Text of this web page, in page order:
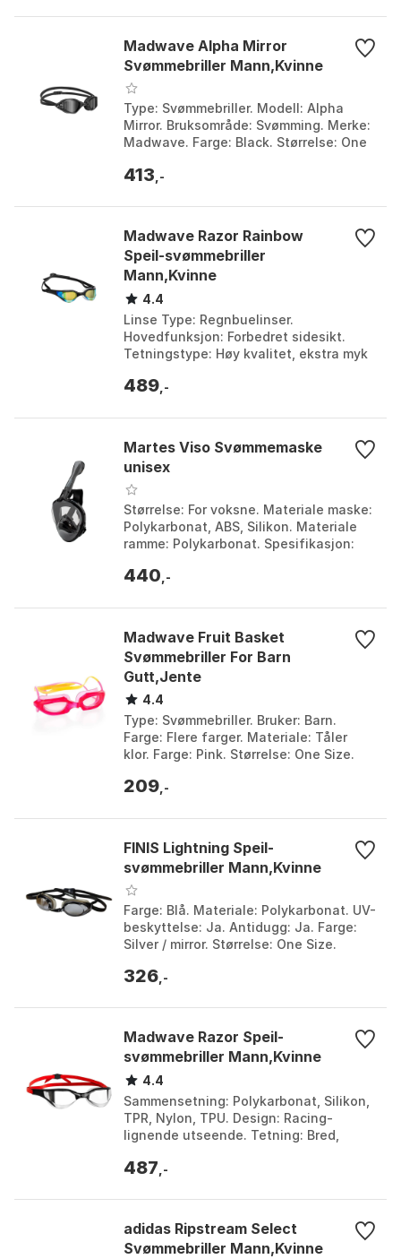
Madwave Alpha Mirror
Svømmebriller Mann,Kvinne
Type: Svømmebriller. Modell: Alpha
Mirror. Bruksområde: Svømming. Merke:
Madwave. Farge: Black. Størrelse: One
413 ,-
Madwave Razor Rainbow
Speil-svømmebriller
Mann,Kvinne
4.4
Linse Type: Regnbuelinser.
Hovedfunksjon: Forbedret sidesikt.
Tetningstype: Høy kvalitet, ekstra myk
mot ultrafiolett strål...
489 ,-
Martes Viso Svømmemaske
unisex
Størrelse: For voksne. Materiale maske:
Polykarbonat, ABS, Silikon. Materiale
ramme: Polykarbonat. Spesifikasjon:
Dry Top s...
440 ,-
Madwave Fruit Basket
Svømmebriller For Barn
Gutt,Jente
4.4
Type: Svømmebriller. Bruker: Barn.
Farge: Flere farger. Materiale: Tåler
klor. Farge: Pink. Størrelse: One Size.
209 ,-
FINIS Lightning Speil-
svømmebriller Mann,Kvinne
Farge: Blå. Materiale: Polykarbonat. UV-
beskyttelse: Ja. Antidugg: Ja. Farge:
Silver / mirror. Størrelse: One Size.
326 ,-
Madwave Razor Speil-
svømmebriller Mann,Kvinne
4.4
Sammensetning: Polykarbonat, Silikon,
TPR, Nylon, TPU. Design: Racing-
lignende utseende. Tetning: Bred,
Farge: Black / metallic...
487 ,-
adidas Ripstream Select
Svømmebriller Mann,Kvinne